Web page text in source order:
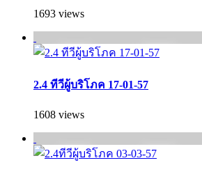
1693 views
2.4 ทีวีผู้บริโภค 17-01-57
1608 views